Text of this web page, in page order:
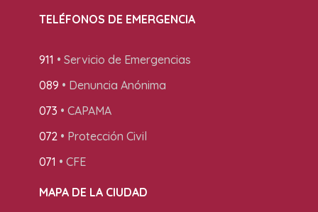
TELÉFONOS DE EMERGENCIA
911 • Servicio de Emergencias
089 • Denuncia Anónima
073 • CAPAMA
072• Protección Civil
071 • CFE
MAPA DE LA CIUDAD